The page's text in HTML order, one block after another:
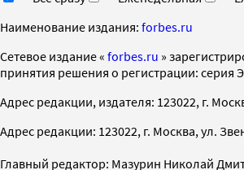
Наименование издания: forbes.ru
Cетевое издание « forbes.ru »
принятия решения о регистрации: серия
Адрес редакции, издателя: 123022, г.
Адрес редакции: 123022, г. Москва, ул.
Главный редактор: Мазурин Николай